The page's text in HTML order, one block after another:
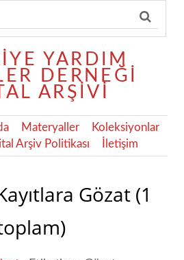
Materyaller
Koleksiyonlar
Arşiv Politikası İletişim
Gözat (1